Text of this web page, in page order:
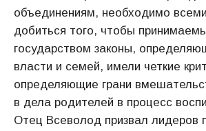
объединениям, необходимо
добиться того, чтобы
государством законы,
власти и семей, имели четкие
определяющие грани
в дела родителей в процесс
Отец Всеволод призвал лидеров